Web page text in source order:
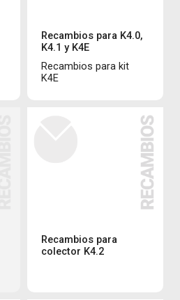
Recambios para K4.0,
K4.1 y K4E
Recambios para kit
K4E
Recambios para
colector K4.2